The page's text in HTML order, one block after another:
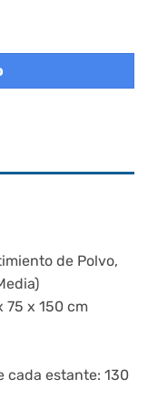
30x75x150 cm
de Polvo,
75 x 150 cm
cada estante: 130